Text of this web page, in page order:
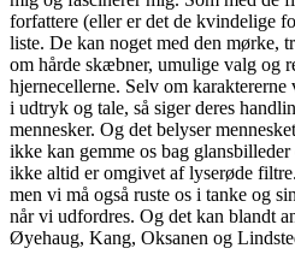
forfattere (eller er det de kvindelige
liste. De kan noget med den mørke,
om hårde skæbner, umulige valg og
hjernecellerne. Selv om
i udtryk og tale, så siger deres
mennesker. Og det belyser
ikke kan gemme os bag
ikke altid er omgivet af lyserøde
men vi må også ruste os i tanke og
når vi udfordres. Og det kan blandt
Øyehaug, Kang, Oksanen og